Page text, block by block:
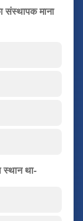
संस्थापक माना
स्थान था-